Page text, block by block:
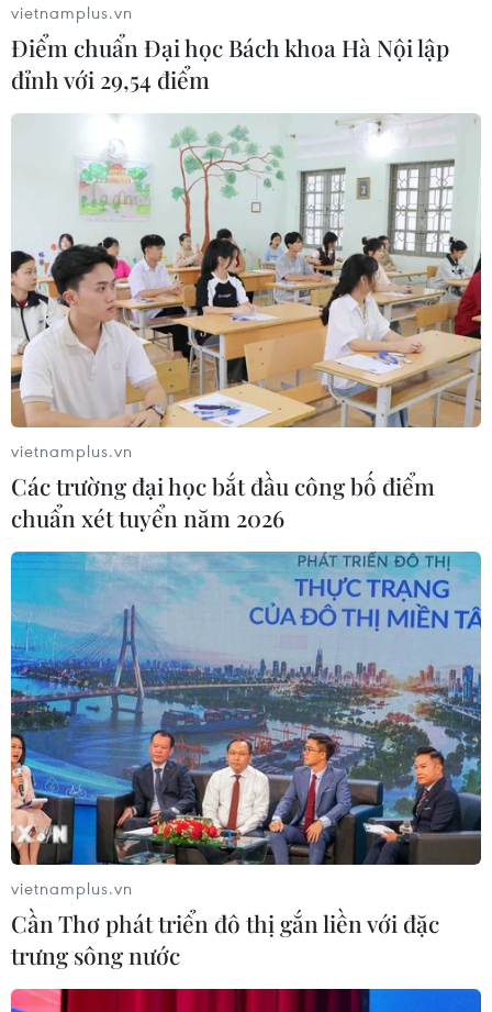
TIN CÙNG CHUYÊN MỤC
Thành phố Hồ Chí Minh xuất hiện
mưa dông trên diện rộng
09/08/2026 13:14
Hà Nội: Xử lý dứt điểm 3 vụ việc vi
phạm tại hồ Đồng Đò trước 30/9
09/08/2026 12:49
Đổi mới công tác phổ biến, giáo dục
pháp luật trong bối cảnh bùng nổ
mạng xã hội
09/08/2026 12:27
Hà Nội: Lại xảy ra cháy nhà xưởng tại
phường Thanh Liệt
Sơn La: Bắt hai đối tượng mua bán
ma túy, thu giữ hơn 3.500 viên hồng
vietnamplus.vn
Điểm chuẩn Đại học Bách khoa Hà Nội lập
đỉnh với 29,54 điểm
vietnamplus.vn
Các trường đại học bắt đầu công bố điểm
chuẩn xét tuyển năm 2026
vietnamplus.vn
Cần Thơ phát triển đô thị gắn liền với đặc
trưng sông nước